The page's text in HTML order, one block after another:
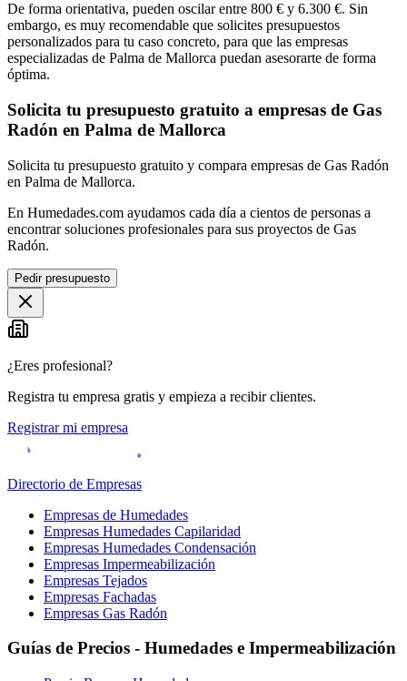
De forma orientativa, pueden oscilar entre 800 € y 6.300 €. Sin
embargo, es muy recomendable que solicites presupuestos
personalizados para tu caso concreto, para que las empresas
especializadas de Palma de Mallorca puedan asesorarte de forma
óptima.
Solicita tu presupuesto gratuito a empresas de Gas
Radón en Palma de Mallorca
Solicita tu presupuesto gratuito y compara empresas de Gas Radón
en Palma de Mallorca.
En Humedades.com ayudamos cada día a cientos de personas a
encontrar soluciones profesionales para sus proyectos de Gas
Radón.
Pedir presupuesto
¿Eres profesional?
Registra tu empresa gratis y empieza a recibir clientes.
Registrar mi empresa
Directorio de Empresas
Empresas de Humedades
Empresas Humedades Capilaridad
Empresas Humedades Condensación
Empresas Impermeabilización
Empresas Tejados
Empresas Fachadas
Empresas Gas Radón
Guías de Precios - Humedades e Impermeabilización